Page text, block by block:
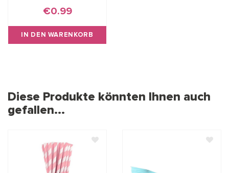
€0.99
IN DEN WARENKORB
Diese Produkte könnten Ihnen auch
gefallen...